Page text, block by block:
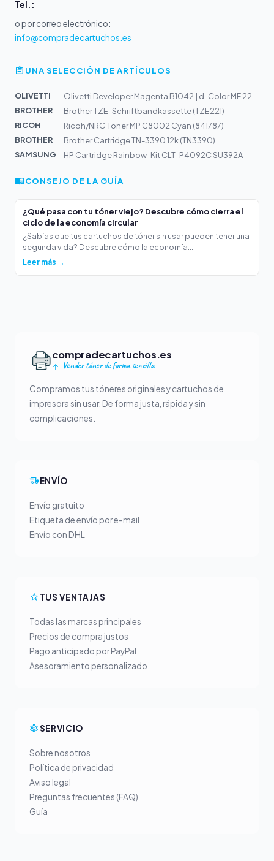
Tel.:
o por correo electrónico:
info@compradecartuchos.es
UNA SELECCIÓN DE ARTÍCULOS
OLIVETTI
BROTHER
Brother TZE-Schriftbandkassette (TZE221)
RICOH
Ricoh/NRG Toner MP C8002 Cyan (841787)
BROTHER
Brother Cartridge TN-3390 12k (TN3390)
SAMSUNG
HP Cartridge Rainbow-Kit CLT-P4092C SU392A
CONSEJO DE LA GUÍA
¿Qué pasa con tu tóner viejo? Descubre cómo cierra el
ciclo de la economía circular
¿Sabías que tus cartuchos de tóner sin usar pueden tener una
segunda vida? Descubre cómo la economía...
Leer más →
compradecartuchos.es
Vender tóner de forma sencilla
Compramos tus tóneres originales y cartuchos de
impresora sin usar. De forma justa, rápida y sin
complicaciones.
ENVÍO
Envío gratuito
Etiqueta de envío por e-mail
Envío con DHL
TUS VENTAJAS
Todas las marcas principales
Precios de compra justos
Pago anticipado por PayPal
Asesoramiento personalizado
SERVICIO
Sobre nosotros
Política de privacidad
Aviso legal
Preguntas frecuentes (FAQ)
Guía